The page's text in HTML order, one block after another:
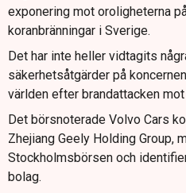
exponering mot oroligheterna
koranbränningar i Sverige.
Det har inte heller vidtagits
säkerhetsåtgärder på
världen efter brandattacken
Det börsnoterade Volvo Cars
Zhejiang Geely Holding Group,
Stockholmsbörsen och
bolag.